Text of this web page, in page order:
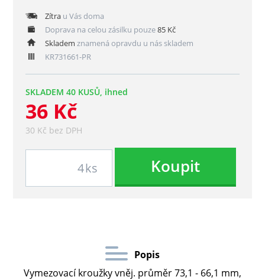
Zítrau Vás doma
Doprava na celou zásilku pouze85 Kč
Skladem znamená opravdu u nás skladem
KR731661-PR
SKLADEM 40 KUSŮ, ihned
36 Kč
30 Kč bez DPH
ks Koupit
Popis
Vymezovací kroužky vněj. průměr 73,1 - 66,1 mm,